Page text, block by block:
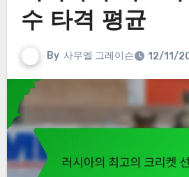
수 타격 평균
By 사무엘 그레이슨 12/11/